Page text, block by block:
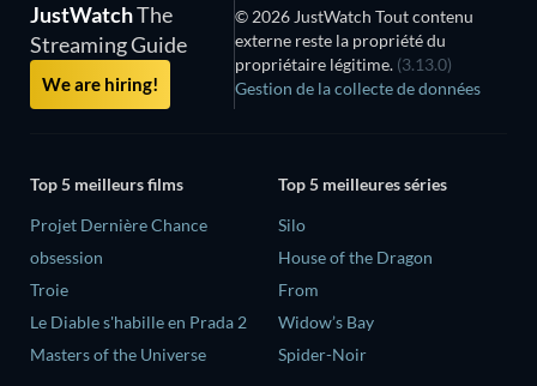
JustWatchThe
Streaming Guide
We are hiring!
© 2026 JustWatch Tout contenu
externe reste la propriété du
propriétaire légitime. (3.13.0)
Gestion de la collecte de données
Top 5 meilleurs films
Projet Dernière Chance
obsession
Troie
Le Diable s'habille en Prada 2
Masters of the Universe
Top 5 meilleures séries
Silo
House of the Dragon
From
Widow’s Bay
Spider-Noir